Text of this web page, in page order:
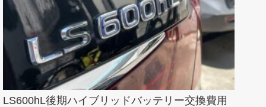
LS600hL後期ハイブリッドバッテリー交換費用